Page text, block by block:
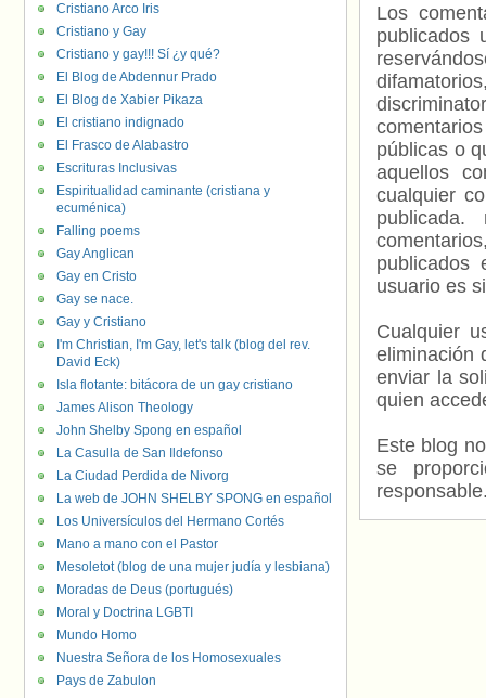
Los
publicados
públicas o
aquellos
cualquier
usuario es
Cualquier
eliminación
enviar la
quien
Este blog
se
Cristiano Arco Iris
Cristiano y Gay
Cristiano y gay!!! Sí ¿y qué?
El Blog de Abdennur Prado
El Blog de Xabier Pikaza
El cristiano indignado
El Frasco de Alabastro
Escrituras Inclusivas
Espiritualidad caminante (cristiana y
ecuménica)
Falling poems
Gay Anglican
Gay en Cristo
Gay se nace.
Gay y Cristiano
I'm Christian, I'm Gay, let's talk (blog del rev.
David Eck)
Isla flotante: bitácora de un gay cristiano
James Alison Theology
John Shelby Spong en español
La Casulla de San Ildefonso
La Ciudad Perdida de Nivorg
La web de JOHN SHELBY SPONG en español
Los Universículos del Hermano Cortés
Mano a mano con el Pastor
Mesoletot (blog de una mujer judía y lesbiana)
Moradas de Deus (portugués)
Moral y Doctrina LGBTI
Mundo Homo
Nuestra Señora de los Homosexuales
Pays de Zabulon